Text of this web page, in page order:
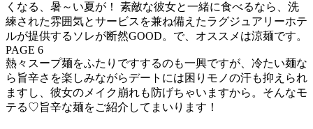
くなる、暑～い夏が！ 素敵な彼女と一緒に食べるなら、洗
練された雰囲気とサービスを兼ね備えたラグジュアリーホテ
ルが提供するソレが断然GOOD。で、オススメは涼麺です。
PAGE 6
熱々スープ麺をふたりですするのも一興ですが、冷たい麺な
ら旨辛さを楽しみながらデートには困りモノの汗も抑えられ
ますし、彼女のメイク崩れも防げちゃいますから。そんなモ
テる♡旨辛な麺をご紹介してまいります！